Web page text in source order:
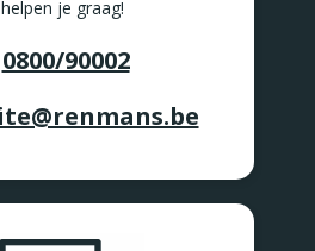
je graag!
0800/90002